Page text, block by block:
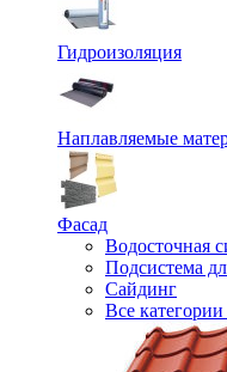
Гидроизоляция
Наплавляемые
Фасад
Водосточная
Подсистема
Сайдинг
Все